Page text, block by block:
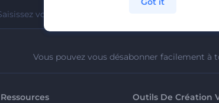
Vous pouvez vous désabonner facilement à
Ressources Outils De Création